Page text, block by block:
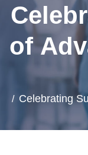
of
Celebrating